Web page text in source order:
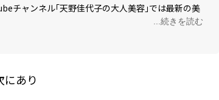
チャンネル｢天野佳代子の大人美容｣では最新の美
...続きを読む
にあり